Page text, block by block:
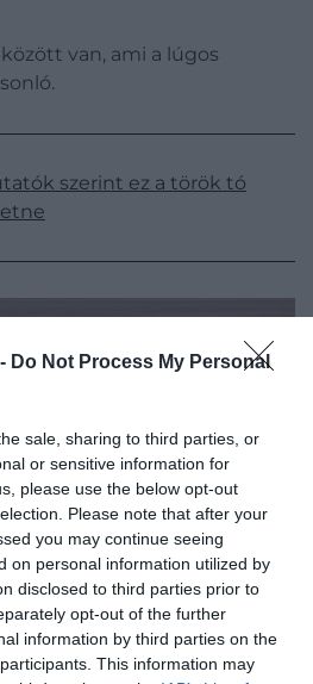
Do Not Process My Personal
sale, sharing to third parties, or
or sensitive information for
please use the below opt-out
Please note that after your
you may continue seeing
on personal information utilized by
disclosed to third parties prior to
opt-out of the further
information by third parties on the
This information may
van, ami a lúgos
szerint ez a török tó